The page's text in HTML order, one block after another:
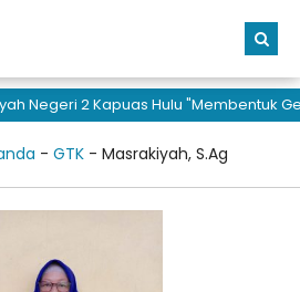
Negeri 2 Kapuas Hulu "Membentuk
- GTK- Masrakiyah, S.Ag